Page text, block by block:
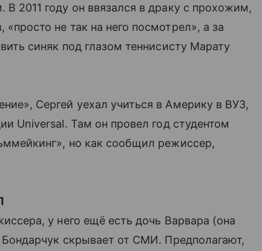
2011 году он ввязался в драку с прохожим,
не так на него посмотрел», а за
синяк под глазом теннисисту Марату
Сергей уехал учиться в Америку в ВУЗ,
Universal. Там он провел год студентом
но как сообщил режиссер,
у него ещё есть дочь Варвара (она
скрывает от СМИ. Предполагают,